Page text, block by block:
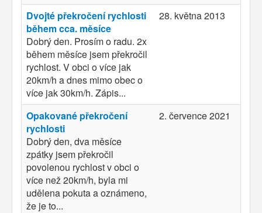
Dvojté překročení rychlosti
během cca. měsíce
Dobrý den. Prosím o radu. 2x
během měsíce jsem překročil
rychlost. V obci o více jak
20km/h a dnes mimo obec o
více jak 30km/h. Zápis...
28. května 2013
Opakované překročení
rychlosti
Dobrý den, dva měsíce
zpátky jsem překročil
povolenou rychlost v obci o
více než 20km/h, byla mi
udělena pokuta a oznámeno,
že je to...
2. července 2021